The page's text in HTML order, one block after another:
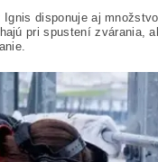
disponuje aj
pri spustení zvárania,